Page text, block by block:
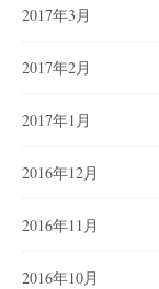
2017年3月
2017年2月
2017年1月
2016年12月
2016年11月
2016年10月